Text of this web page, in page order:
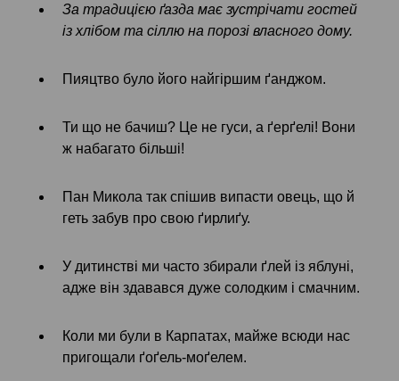
За традицією ґазда має зустрічати гостей
із хлібом та сіллю на порозі власного дому.
Пияцтво було його найгіршим ґанджом.
Ти що не бачиш? Це не гуси, а ґерґелі! Вони
ж набагато більші!
Пан Микола так спішив випасти овець, що й
геть забув про свою ґирлиґу.
У дитинстві ми часто збирали ґлей із яблуні,
адже він здавався дуже солодким і смачним.
Коли ми були в Карпатах, майже всюди нас
пригощали ґоґель-моґелем.